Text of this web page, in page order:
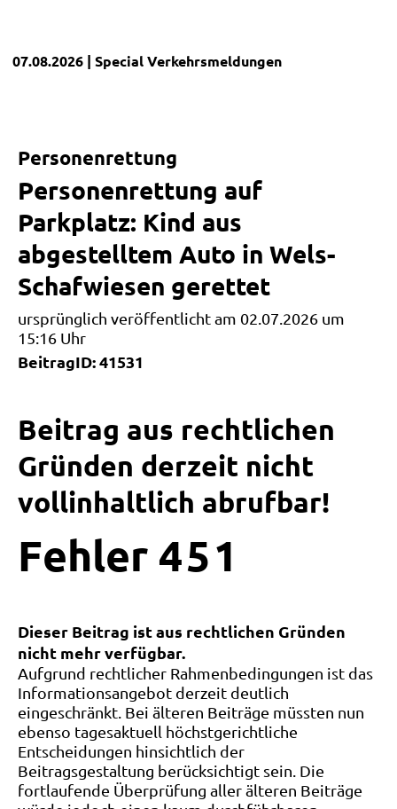
07.08.2026 | SpecialVerkehrsmeldungen
Personenrettung
Personenrettung auf
Parkplatz: Kind aus
abgestelltem Auto in Wels-
Schafwiesen gerettet
ursprünglich veröffentlicht am 02.07.2026 um
15:16 Uhr
BeitragID: 41531
Beitrag aus rechtlichen
Gründen derzeit nicht
vollinhaltlich abrufbar!
Fehler 4 5 1
Dieser Beitrag ist aus rechtlichen Gründen
nicht mehr verfügbar.
Aufgrund rechtlicher Rahmenbedingungen ist das
Informationsangebot derzeit deutlich
eingeschränkt. Bei älteren Beiträge müssten nun
ebenso tagesaktuell höchstgerichtliche
Entscheidungen hinsichtlich der
Beitragsgestaltung berücksichtigt sein. Die
fortlaufende Überprüfung aller älteren Beiträge